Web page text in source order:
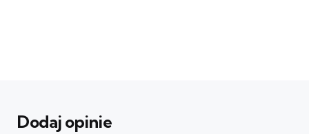
Dodaj opinie